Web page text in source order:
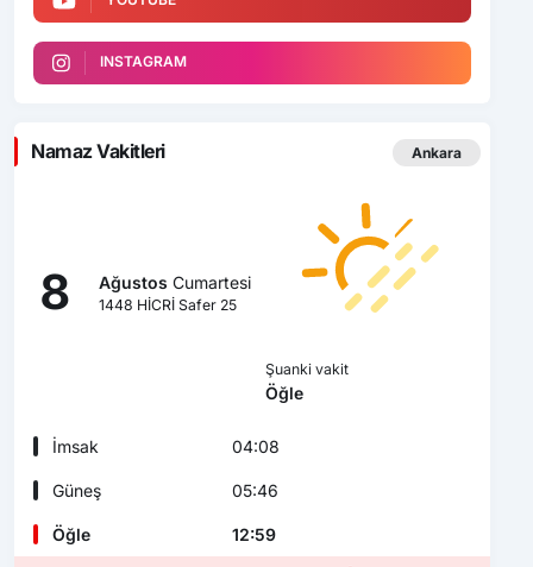
INSTAGRAM
Namaz Vakitleri Ankara
8 Ağustos Cumartesi
1448 HİCRİ Safer 25
Şuanki vakit
Öğle
İmsak 04:08
Güneş 05:46
Öğle 12:59